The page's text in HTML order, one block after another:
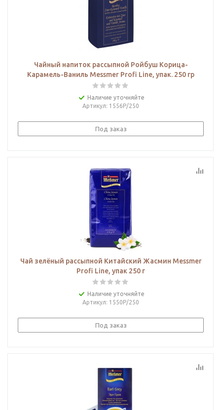
Чайный напиток рассыпной Ройбуш Корица-
Карамель-Ваниль Messmer Profi Line, упак. 250 гр
Наличие уточняйте
Артикул: 1556Р/250
Под заказ
Чай зелёный рассыпной Китайский Жасмин Messmer
Profi Line, упак 250 г
Наличие уточняйте
Артикул: 1550Р/250
Под заказ